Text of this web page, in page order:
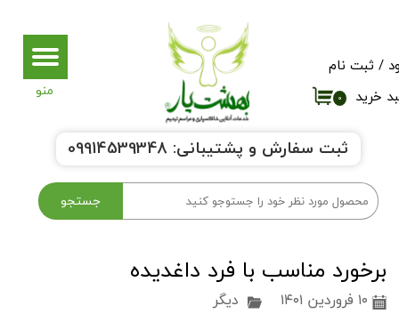
جستجو
۰ خرید
/ ثبت نام
تغییر گذر واژه
خروج از حساب کاربری
ثبت سفارش و پشتیبانی: 09914539348
برخورد مناسب با فرد داغدیده
۱۰ فروردین ۱۴۰۱ دیگر